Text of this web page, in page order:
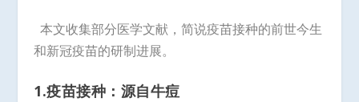
本文收集部分医学文献，简说疫苗接种的前世今生
和新冠疫苗的研制进展。
1.疫苗接种：源自牛痘